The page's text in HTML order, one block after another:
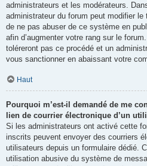
administrateurs et les modérateurs.
administrateur du forum peut modifier
de ne pas abuser de ce système en
afin d’augmenter votre rang sur le
toléreront pas ce procédé et un
vous sanctionner en abaissant votre
Haut
Pourquoi m’est-il demandé de me
lien de courrier électronique d’un
Si les administrateurs ont activé cette
inscrits peuvent envoyer des courriers
utilisateurs depuis un formulaire dédié.
utilisation abusive du système de